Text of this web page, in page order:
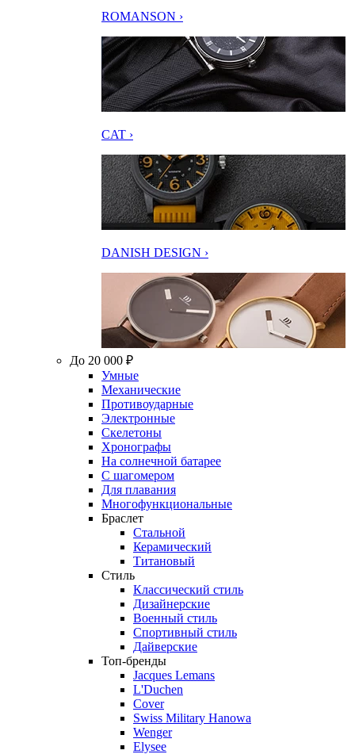
ROMANSON ›
CAT ›
DANISH DESIGN ›
До 20 000 ₽
Умные
Механические
Противоударные
Электронные
Скелетоны
Хронографы
На солнечной батарее
С шагомером
Для плавания
Многофункциональные
Браслет
Стальной
Керамический
Титановый
Стиль
Классический стиль
Дизайнерские
Военный стиль
Спортивный стиль
Дайверские
Топ-бренды
Jacques Lemans
L'Duchen
Cover
Swiss Military Hanowa
Wenger
Elysee